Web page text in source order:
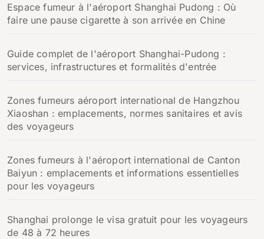
e
r
Espace fumeur à l'aéroport Shanghai Pudong : Où
faire une pause cigarette à son arrivée en Chine
Guide complet de l'aéroport Shanghai-Pudong :
services, infrastructures et formalités d'entrée
Zones fumeurs aéroport international de Hangzhou
Xiaoshan : emplacements, normes sanitaires et avis
des voyageurs
Zones fumeurs à l'aéroport international de Canton
Baiyun : emplacements et informations essentielles
pour les voyageurs
Shanghai prolonge le visa gratuit pour les voyageurs
de 48 à 72 heures